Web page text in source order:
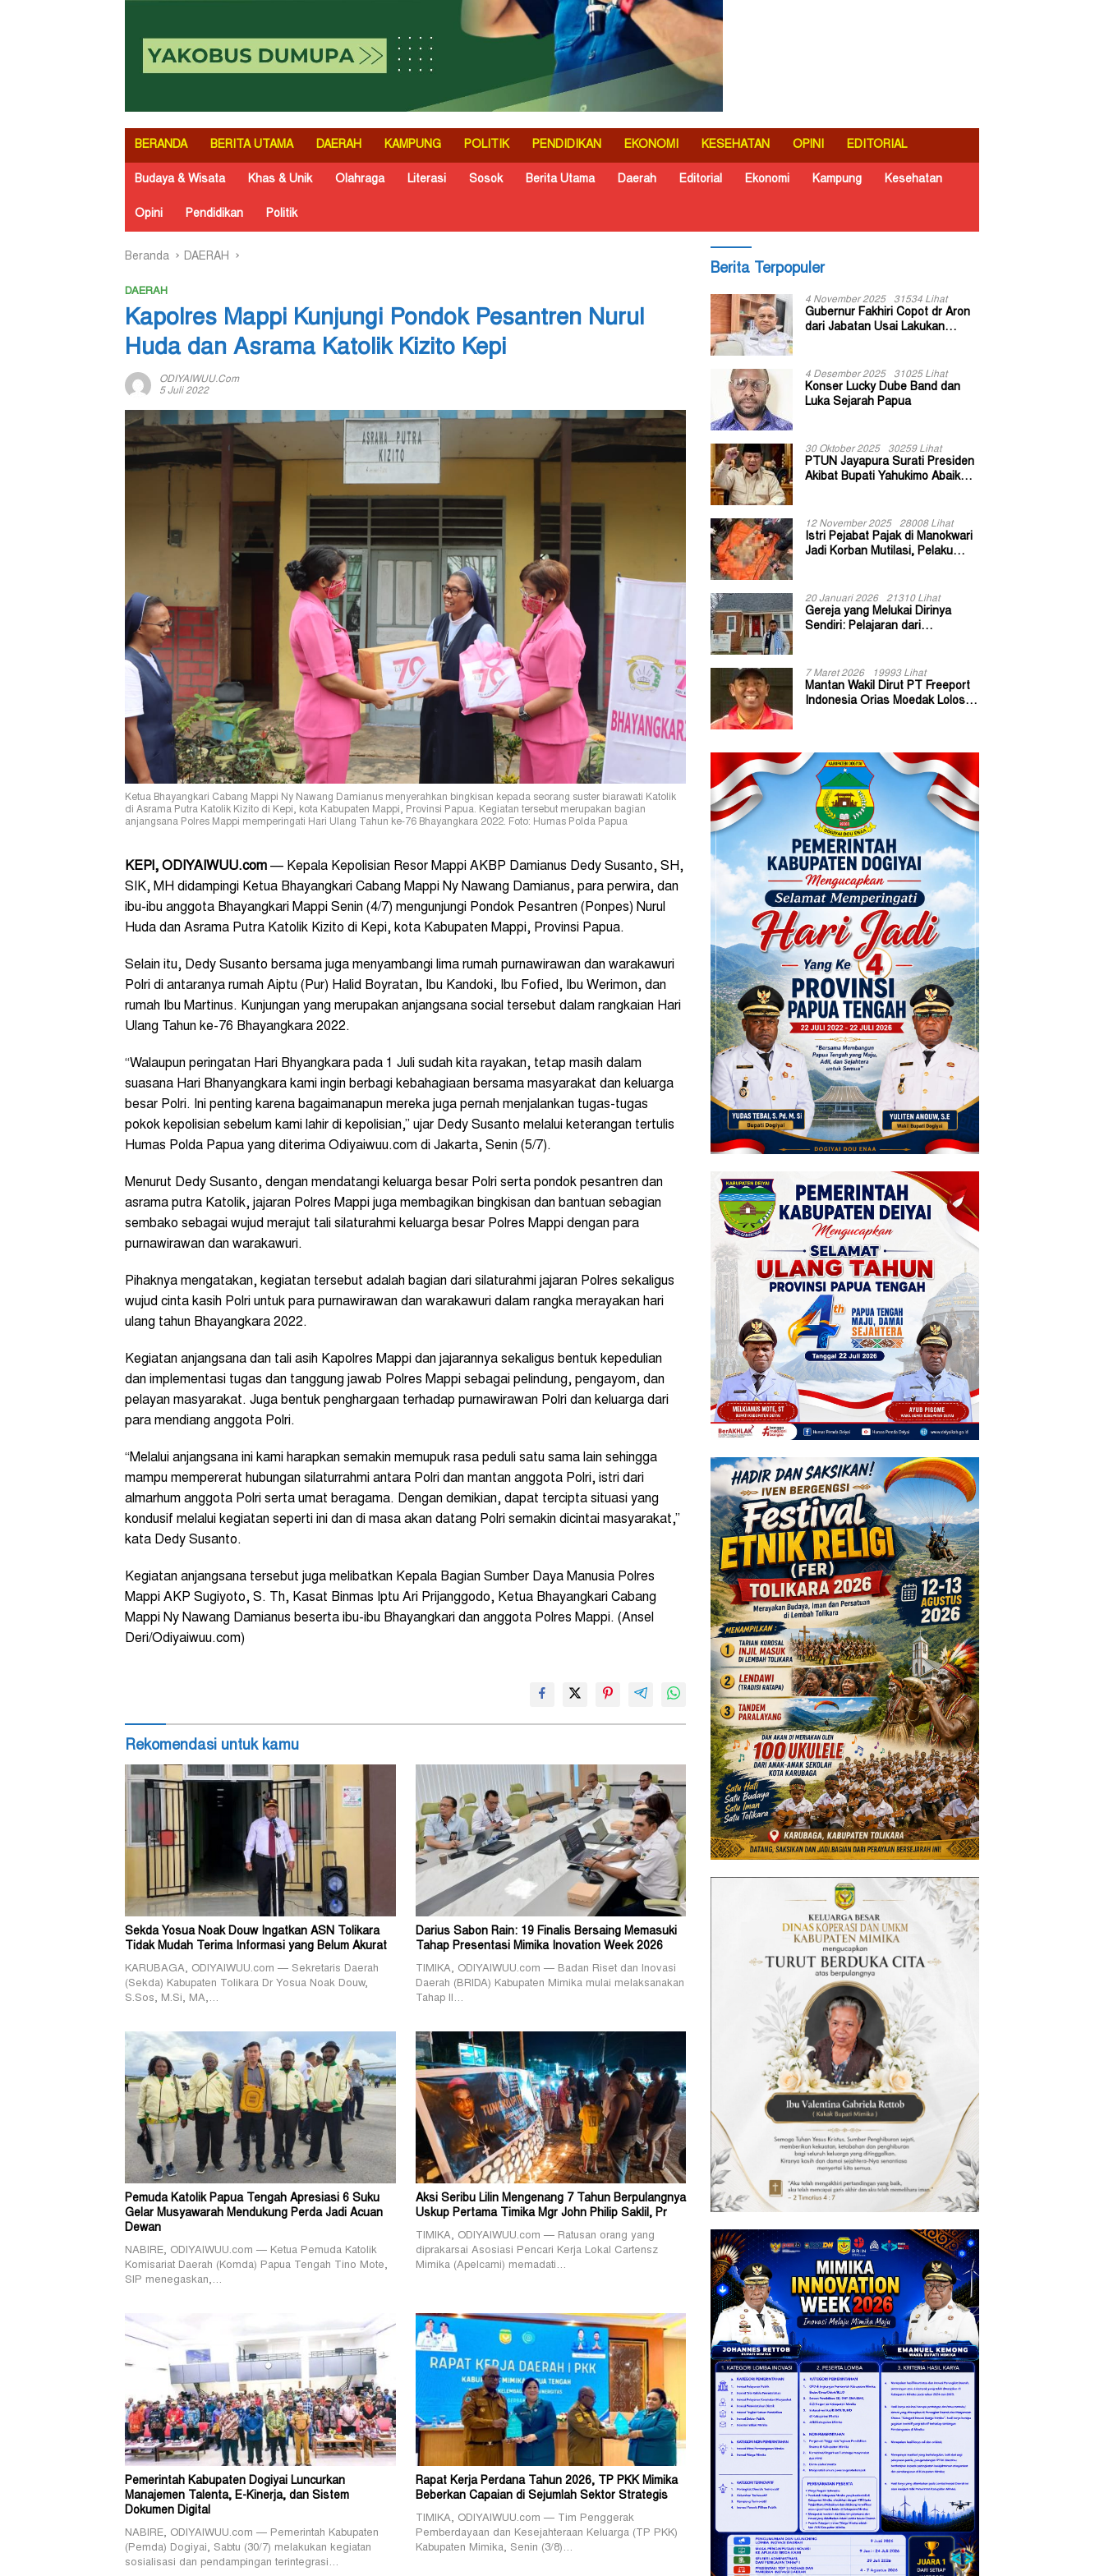
BERANDA BERITA UTAMA DAERAH KAMPUNG POLITIK PENDIDIKAN EKONOMI KESEHATAN OPINI EDITORIAL
Budaya & Wisata Khas & Unik Olahraga Literasi Sosok Berita Utama Daerah Editorial Ekonomi Kampung Kesehatan
Opini Pendidikan Politik
Beranda DAERAH
DAERAH
Kapolres Mappi Kunjungi Pondok Pesantren Nurul
Huda dan Asrama Katolik Kizito Kepi
ODIYAIWUU.com
5 Juli 2022
Ketua Bhayangkari Cabang Mappi Ny Nawang Damianus menyerahkan bingkisan kepada seorang suster biarawati Katolik
di Asrama Putra Katolik Kizito di Kepi, kota Kabupaten Mappi, Provinsi Papua. Kegiatan tersebut merupakan bagian
anjangsana Polres Mappi memperingati Hari Ulang Tahun ke-76 Bhayangkara 2022. Foto: Humas Polda Papua
KEPI , ODIYAIWUU.com — Kepala Kepolisian Resor Mappi AKBP Damianus Dedy Susanto, SH,
SIK, MH didampingi Ketua Bhayangkari Cabang Mappi Ny Nawang Damianus, para perwira, dan
ibu-ibu anggota Bhayangkari Mappi Senin (4/7) mengunjungi Pondok Pesantren (Ponpes) Nurul
Huda dan Asrama Putra Katolik Kizito di Kepi, kota Kabupaten Mappi, Provinsi Papua.
Selain itu, Dedy Susanto bersama juga menyambangi lima rumah purnawirawan dan warakawuri
Polri di antaranya rumah Aiptu (Pur) Halid Boyratan, Ibu Kandoki, Ibu Fofied, Ibu Werimon, dan
rumah Ibu Martinus. Kunjungan yang merupakan anjangsana social tersebut dalam rangkaian Hari
Ulang Tahun ke-76 Bhayangkara 2022.
“Walaupun peringatan Hari Bhyangkara pada 1 Juli sudah kita rayakan, tetap masih dalam
suasana Hari Bhanyangkara kami ingin berbagi kebahagiaan bersama masyarakat dan keluarga
besar Polri. Ini penting karena bagaimanapun mereka juga pernah menjalankan tugas-tugas
pokok kepolisian sebelum kami lahir di kepolisian,” ujar Dedy Susanto melalui keterangan tertulis
Humas Polda Papua yang diterima Odiyaiwuu.com di Jakarta, Senin (5/7).
Menurut Dedy Susanto, dengan mendatangi keluarga besar Polri serta pondok pesantren dan
asrama putra Katolik, jajaran Polres Mappi juga membagikan bingkisan dan bantuan sebagian
sembako sebagai wujud merajut tali silaturahmi keluarga besar Polres Mappi dengan para
purnawirawan dan warakawuri.
Pihaknya mengatakan, kegiatan tersebut adalah bagian dari silaturahmi jajaran Polres sekaligus
wujud cinta kasih Polri untuk para purnawirawan dan warakawuri dalam rangka merayakan hari
ulang tahun Bhayangkara 2022.
Kegiatan anjangsana dan tali asih Kapolres Mappi dan jajarannya sekaligus bentuk kepedulian
dan implementasi tugas dan tanggung jawab Polres Mappi sebagai pelindung, pengayom, dan
pelayan masyarakat. Juga bentuk penghargaan terhadap purnawirawan Polri dan keluarga dari
para mendiang anggota Polri.
“Melalui anjangsana ini kami harapkan semakin memupuk rasa peduli satu sama lain sehingga
mampu mempererat hubungan silaturrahmi antara Polri dan mantan anggota Polri, istri dari
almarhum anggota Polri serta umat beragama. Dengan demikian, dapat tercipta situasi yang
kondusif melalui kegiatan seperti ini dan di masa akan datang Polri semakin dicintai masyarakat,”
kata Dedy Susanto.
Kegiatan anjangsana tersebut juga melibatkan Kepala Bagian Sumber Daya Manusia Polres
Mappi AKP Sugiyoto, S. Th, Kasat Binmas Iptu Ari Prijanggodo, Ketua Bhayangkari Cabang
Mappi Ny Nawang Damianus beserta ibu-ibu Bhayangkari dan anggota Polres Mappi. (Ansel
Deri/Odiyaiwuu.com)
Rekomendasi untuk kamu
Sekda Yosua Noak Douw Ingatkan ASN Tolikara
Tidak Mudah Terima Informasi yang Belum Akurat
KARUBAGA, ODIYAIWUU.com — Sekretaris Daerah
(Sekda) Kabupaten Tolikara Dr Yosua Noak Douw,
S.Sos, M.Si, MA,…
Darius Sabon Rain: 19 Finalis Bersaing Memasuki
Tahap Presentasi Mimika Inovation Week 2026
TIMIKA, ODIYAIWUU.com — Badan Riset dan Inovasi
Daerah (BRIDA) Kabupaten Mimika mulai melaksanakan
Tahap II…
Pemuda Katolik Papua Tengah Apresiasi 6 Suku
Gelar Musyawarah Mendukung Perda Jadi Acuan
Dewan
NABIRE, ODIYAIWUU.com — Ketua Pemuda Katolik
Komisariat Daerah (Komda) Papua Tengah Tino Mote,
SIP menegaskan,…
Aksi Seribu Lilin Mengenang 7 Tahun Berpulangnya
Uskup Pertama Timika Mgr John Philip Saklil, Pr
TIMIKA, ODIYAIWUU.com — Ratusan orang yang
diprakarsai Asosiasi Pencari Kerja Lokal Cartensz
Mimika (Apelcami) memadati…
Pemerintah Kabupaten Dogiyai Luncurkan
Manajemen Talenta, E-Kinerja, dan Sistem
Dokumen Digital
NABIRE, ODIYAIWUU.com — Pemerintah Kabupaten
(Pemda) Dogiyai, Sabtu (30/7) melakukan kegiatan
sosialisasi dan pendampingan terintegrasi…
Rapat Kerja Perdana Tahun 2026, TP PKK Mimika
Beberkan Capaian di Sejumlah Sektor Strategis
TIMIKA, ODIYAIWUU.com — Tim Penggerak
Pemberdayaan dan Kesejahteraan Keluarga (TP PKK)
Kabupaten Mimika, Senin (3/8)…
Berita Terpopuler
4 November 2025 31534 Lihat
Gubernur Fakhiri Copot dr Aron
dari Jabatan Usai Lakukan
4 Desember 2025 31025 Lihat
Konser Lucky Dube Band dan
Luka Sejarah Papua
30 Oktober 2025 30259 Lihat
PTUN Jayapura Surati Presiden
Akibat Bupati Yahukimo Abaikan
12 November 2025 28008 Lihat
Istri Pejabat Pajak di Manokwari
Jadi Korban Mutilasi, Pelaku
20 Januari 2026 21310 Lihat
Gereja yang Melukai Dirinya
Sendiri: Pelajaran dari
7 Maret 2026 19993 Lihat
Mantan Wakil Dirut PT Freeport
Indonesia Orias Moedak Lolos